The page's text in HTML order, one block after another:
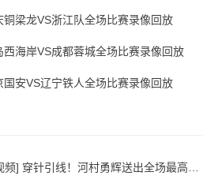
梁龙VS浙江队全场比赛录像回放
海岸VS成都蓉城全场比赛录像回放
安VS辽宁铁人全场比赛录像回放
[河村勇辉集锦-腾讯视频] 穿针引线！河村勇辉送出全场最高12助攻 8中2拿到5分5板